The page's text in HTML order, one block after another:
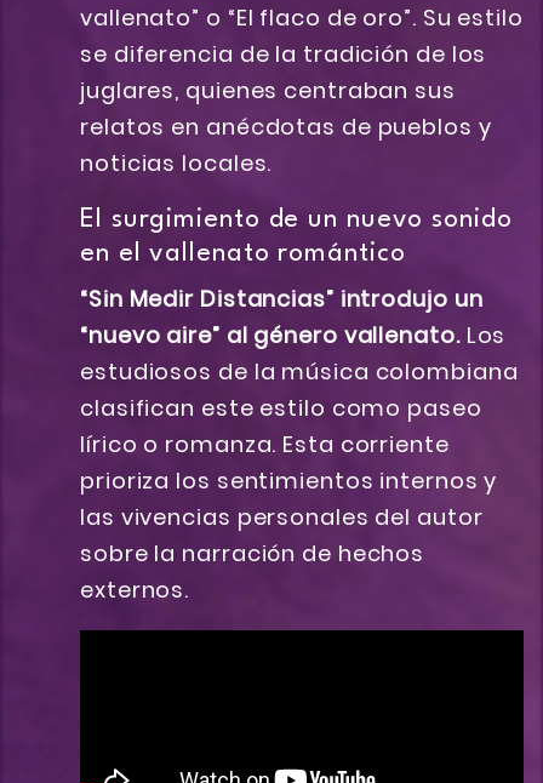
vallenato” o “El flaco de oro”. Su estilo
se diferencia de la tradición de los
juglares, quienes centraban sus
relatos en anécdotas de pueblos y
noticias locales.
El surgimiento de un nuevo sonido
en el vallenato romántico
“Sin Medir Distancias” introdujo un
“nuevo aire” al género vallenato.Los
estudiosos de la música colombiana
clasifican este estilo como paseo
lírico o romanza. Esta corriente
prioriza los sentimientos internos y
las vivencias personales del autor
sobre la narración de hechos
externos.